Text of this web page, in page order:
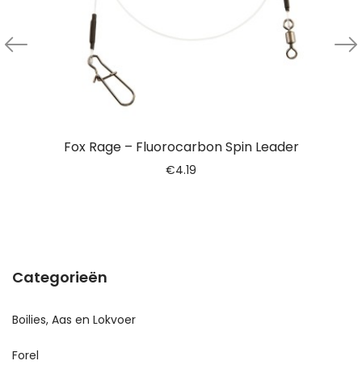
Fox Rage – Fluorocarbon Spin Leader
€4.19
Categorieën
Boilies, Aas en Lokvoer
Forel